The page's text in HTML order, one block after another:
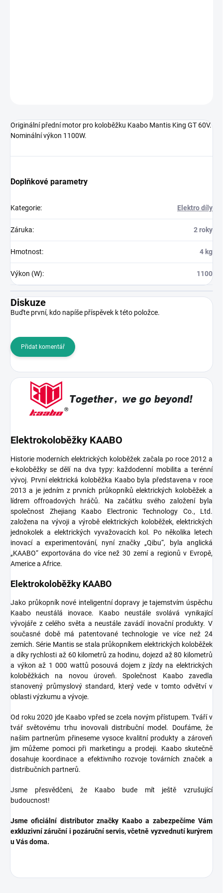
Originální přední motor pro koloběžku Kaabo Mantis King GT 60V.
Nominální výkon 1100W.
Doplňkové parametry
Kategorie: Elektro díly
Záruka: 2 roky
Hmotnost: 4 kg
Výkon (W): 1100
Diskuze
Buďte první, kdo napíše příspěvek k této položce.
Přidat komentář
Elektrokoloběžky KAABO
Historie moderních elektrických koloběžek začala po roce 2012 a
e-koloběžky se dělí na dva typy: každodenní mobilita a terénní
vývoj. První elektrická koloběžka Kaabo byla představena v roce
2013 a je jedním z prvních průkopníků elektrických koloběžek a
lídrem offroadových hráčů.
Na začátku svého založení byla
společnost Zhejiang Kaabo Electronic Technology Co., Ltd.
založena na vývoji a výrobě elektrických koloběžek, elektrických
jednokolek a elektrických vyvažovacích kol. Po několika letech
inovací a experimentování, nyní značky „Qibu“, byla anglická
„KAABO“ exportována do více než 30 zemí a regionů v Evropě,
Americe a Africe.
Elektrokoloběžky KAABO
Jako průkopník nové inteligentní dopravy je tajemstvím úspěchu
Kaabo neustálá inovace.
Kaabo neustále svolává vynikající
vývojáře z celého světa a neustále zavádí inovační produkty. V
současné době má patentované technologie ve více než 24
zemích. Série Mantis se stala průkopníkem elektrických koloběžek
a díky rychlosti až 60 kilometrů za hodinu, dojezd až 80 kilometrů
a výkon až 1 000 wattů posouvá dojem z jízdy na elektrických
koloběžkách na novou úroveň.
Společnost Kaabo zavedla
stanovený průmyslový standard, který vede v tomto odvětví v
oblasti výzkumu a vývoje.
Od roku 2020 jde Kaabo vpřed se zcela novým přístupem. Tváří v
tvář světovému trhu inovovali distribuční model.
Doufáme, že
našim partnerům přineseme vysoce kvalitní produkty a zároveň
jim můžeme pomoci při marketingu a prodeji. Kaabo skutečně
dosahuje koordinace a efektivního rozvoje továrních značek a
distribučních partnerů.
Jsme přesvědčeni, že Kaabo bude mít ještě vzrušující
budoucnost!
Jsme oficiální distributor značky Kaabo a zabezpečíme Vám
exkluzivní záruční i pozáruční servis, včetně vyzvednutí kurýrem
u Vás doma.